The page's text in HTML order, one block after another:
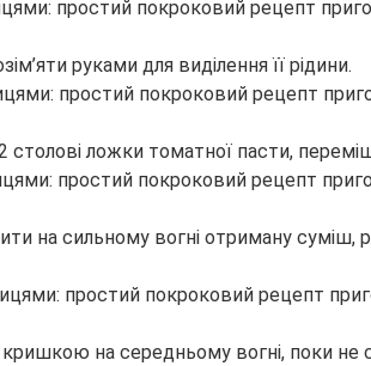
руками для виділення її рідини.
ложки томатної пасти,
на сильному вогні отриману
на середньому вогні, поки не